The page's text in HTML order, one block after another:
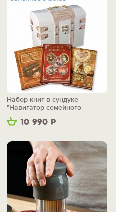
10 990 Р
Набор книг в сундуке
"Навигатор семейного
счастья"